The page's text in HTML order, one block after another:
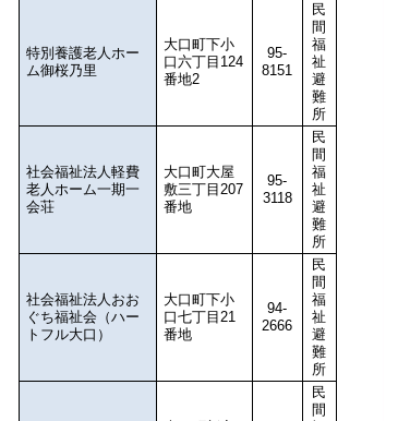
特別養護老人ホー
ム御桜乃里
大口町下小
口六丁目124
番地2
95-
8151
民
間
福
祉
避
難
所
社会福祉法人軽費
老人ホーム一期一
会荘
大口町大屋
敷三丁目207
番地
95-
3118
民
間
福
祉
避
難
所
社会福祉法人おお
ぐち福祉会（ハー
トフル大口）
大口町下小
口七丁目21
番地
94-
2666
民
間
福
祉
避
難
所
民
間